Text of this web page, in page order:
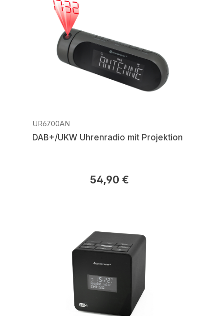
UR6700AN
DAB+/UKW Uhrenradio mit Projektion
Regulärer Preis:54,90 €